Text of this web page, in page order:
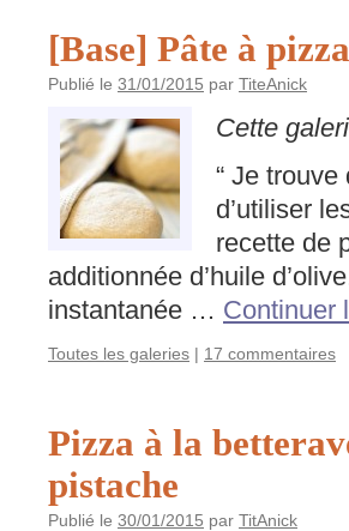
[Base] Pâte à
Publié le 31/01/2015 par TiteAnick
Cette
“ Je
d’utiliser
recette de
additionnée d’huile
instantanée … Continuer
Toutes les galeries | 17 commentaires
Pizza à la
pistache
Publié le 30/01/2015 par TitAnick